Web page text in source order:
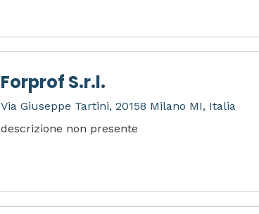
Forprof S.r.l.
Via Giuseppe Tartini, 20158 Milano MI, Italia
descrizione non presente